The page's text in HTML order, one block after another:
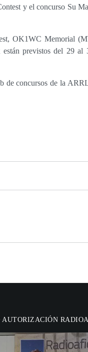
y el concurso Su
OK1WC Memorial
previstos del 29 al
de concursos de la
AUTORIZACIÓN